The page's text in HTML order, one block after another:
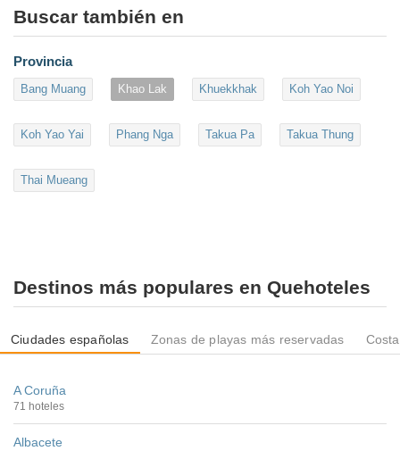
Buscar también en
Provincia
Bang Muang Khao Lak Khuekkhak Koh Yao Noi
Koh Yao Yai Phang Nga Takua Pa Takua Thung
Thai Mueang
Destinos más populares en Quehoteles
Ciudades españolas Zonas de playas más reservadas
A Coruña
71 hoteles
Albacete